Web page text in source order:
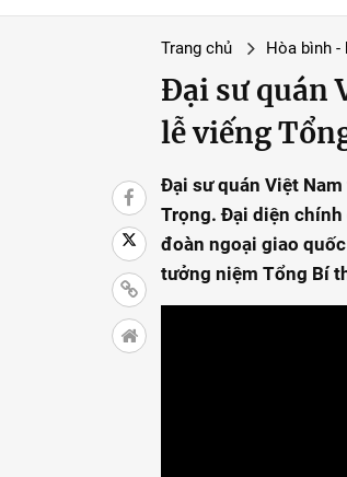
Trang chủ Hòa bình -
Đại sư quán
lễ viếng
Đại sư quán Việt
Trọng. Đại diện chính
đoàn ngoại giao
tưởng niệm Tổng Bí